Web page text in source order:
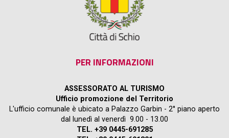
PER INFORMAZIONI
ASSESSORATO AL TURISMO
Ufficio promozione del Territorio
L'ufficio comunale è ubicato a Palazzo Garbin - 2° piano aperto
dal lunedì al venerdì 9.00 - 13.00
TEL. +39 0445-691285